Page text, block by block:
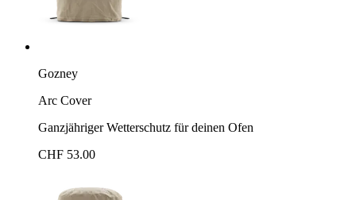
Gozney
Arc Cover
Ganzjähriger Wetterschutz für deinen Ofen
CHF 53.00